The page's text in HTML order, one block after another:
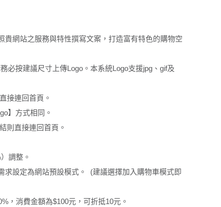
網站之服務與特性撰寫文案，打造富有特色的購物空
必按建議尺寸上傳Logo。本系統Logo支援jpg、gif及
接連回首頁。
】方式相同。
則直接連回首頁。
調整。
求設定為網站預設模式。 (建議選擇加入購物車模式即
，消費金額為$100元，可折抵10元。